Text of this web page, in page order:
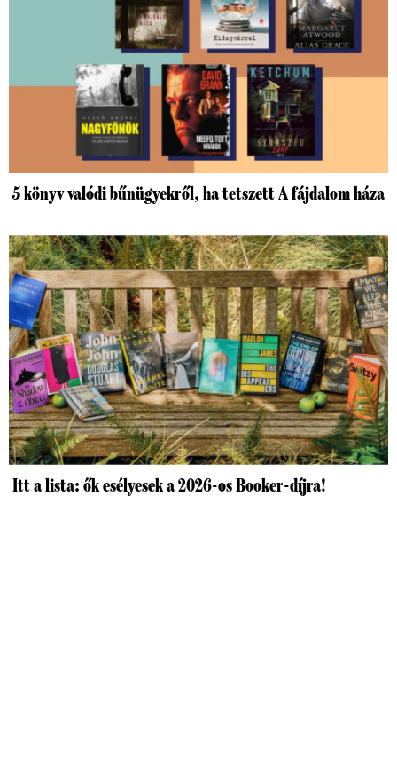
5 könyv valódi bűnügyekről, ha tetszett A fájdalom háza
Itt a lista: ők esélyesek a 2026-os Booker-díjra!